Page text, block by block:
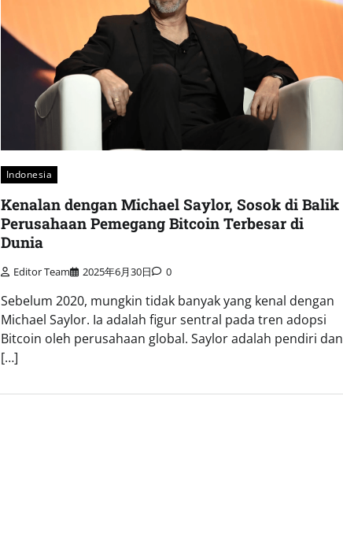
Indonesia
Kenalan dengan Michael Saylor, Sosok di Balik
Perusahaan Pemegang Bitcoin Terbesar di
Dunia
Editor Team 2025年6月30日 0
Sebelum 2020, mungkin tidak banyak yang kenal dengan
Michael Saylor. Ia adalah figur sentral pada tren adopsi
Bitcoin oleh perusahaan global. Saylor adalah pendiri dan
[…]